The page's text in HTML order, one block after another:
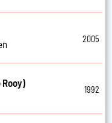
2005
Rooy)
1992